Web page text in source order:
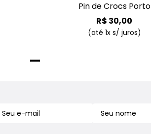
Pin de Crocs Porto
R$ 30,00
(até 1x s/ juros)